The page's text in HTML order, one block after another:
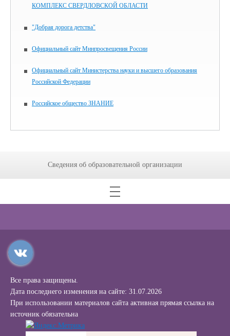
КОМПЛЕКС СВЕРДЛОВСКОЙ ОБЛАСТИ
"Добрая дорога детства"
Официальный сайт Минпросвещения России
Официальный сайт Министерства науки и высшего образования
Российской Федерации
Российское общество ЗНАНИЕ
Сведения об образовательной организации
Все права защищены.
Дата последнего изменения на сайте: 31.07.2026
При использовании материалов сайта активная прямая ссылка на
источник обязательна